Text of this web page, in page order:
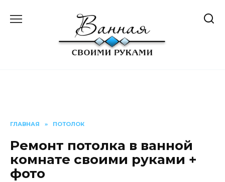
ГЛАВНАЯ » ПОТОЛОК
Ремонт потолка в ванной
комнате своими руками +
фото